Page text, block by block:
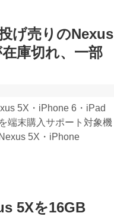
げ売りのNexus
庫切れ、一部
5X・iPhone 6・iPad
端末購入サポート対象機
5X・iPhone
5Xを16GB